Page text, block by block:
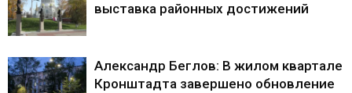
выставка районных достижений
Александр Беглов: В жилом квартале
Кронштадта завершено обновление